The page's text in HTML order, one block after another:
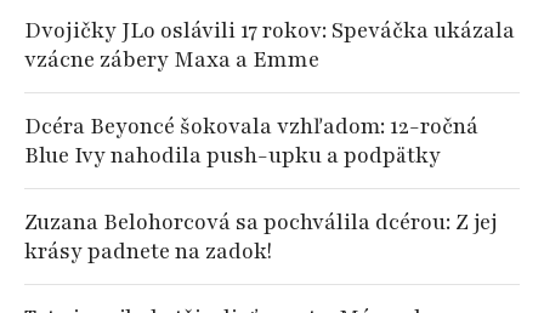
Dvojičky JLo oslávili 17 rokov: Speváčka ukázala
vzácne zábery Maxa a Emme
Dcéra Beyoncé šokovala vzhľadom: 12-ročná
Blue Ivy nahodila push-upku a podpätky
Zuzana Belohorcová sa pochválila dcérou: Z jej
krásy padnete na zadok!